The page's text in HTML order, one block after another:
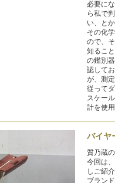
必要に
ら私で
い、と
その化
ので、
知るこ
の鑑別
認して
が、測
従って
スケー
計を使
バイヤ
質乃蔵
今回は
しご紹
ブラン